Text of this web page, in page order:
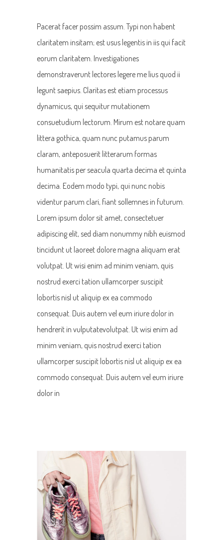
Pacerat facer possim assum. Typi non habent
claritatem insitam; est usus legentis in iis qui facit
eorum claritatem. Investigationes
demonstraverunt lectores legere me lius quod ii
legunt saepius. Claritas est etiam processus
dynamicus, qui sequitur mutationem
consuetudium lectorum. Mirum est notare quam
littera gothica, quam nunc putamus parum
claram, anteposuerit litterarum formas
humanitatis per seacula quarta decima et quinta
decima. Eodem modo typi, qui nunc nobis
videntur parum clari, fiant sollemnes in futurum.
Lorem ipsum dolor sit amet, consectetuer
adipiscing elit, sed diam nonummy nibh euismod
tincidunt ut laoreet dolore magna aliquam erat
volutpat. Ut wisi enim ad minim veniam, quis
nostrud exerci tation ullamcorper suscipit
lobortis nisl ut aliquip ex ea commodo
consequat. Duis autem vel eum iriure dolor in
hendrerit in vulputatevolutpat. Ut wisi enim ad
minim veniam, quis nostrud exerci tation
ullamcorper suscipit lobortis nisl ut aliquip ex ea
commodo consequat. Duis autem vel eum iriure
dolor in